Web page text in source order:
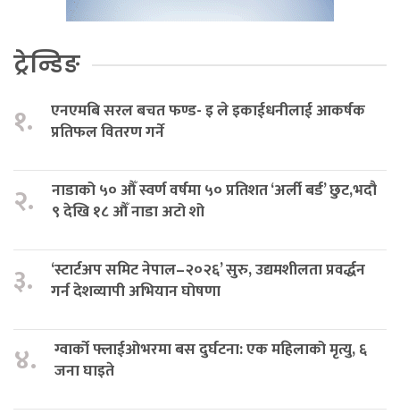
ट्रेन्डिङ
१.
एनएमबि सरल बचत फण्ड- इ ले इकाईधनीलाई आकर्षक
प्रतिफल वितरण गर्ने
२.
नाडाको ५० औँ स्वर्ण वर्षमा ५० प्रतिशत ‘अर्ली बर्ड’ छुट,भदौ
९ देखि १८ औँ नाडा अटो शो
३.
‘स्टार्टअप समिट नेपाल–२०२६’ सुरु, उद्यमशीलता प्रवर्द्धन
गर्न देशव्यापी अभियान घोषणा
४.
ग्वार्को फ्लाईओभरमा बस दुर्घटना: एक महिलाको मृत्यु, ६
जना घाइते